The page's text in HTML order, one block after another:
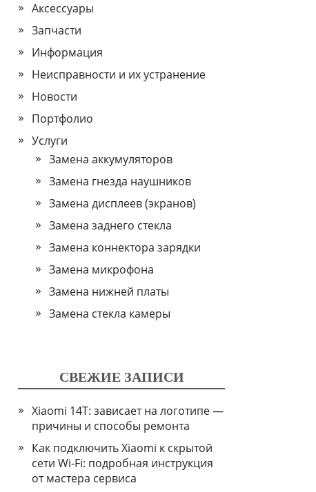
Аксессуары
Запчасти
Информация
Неисправности и их устранение
Новости
Портфолио
Услуги
Замена аккумуляторов
Замена гнезда наушников
Замена дисплеев (экранов)
Замена заднего стекла
Замена коннектора зарядки
Замена микрофона
Замена нижней платы
Замена стекла камеры
СВЕЖИЕ ЗАПИСИ
Xiaomi 14T: зависает на логотипе —
причины и способы ремонта
Как подключить Xiaomi к скрытой
сети Wi‑Fi: подробная инструкция
от мастера сервиса